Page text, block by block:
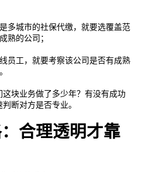
多城市的社保代缴，就要选覆盖范
熟的公司；
员工，就要考察该公司是否有成熟
这块业务做了多少年？有没有成功
断对方是否专业。
合理透明才靠